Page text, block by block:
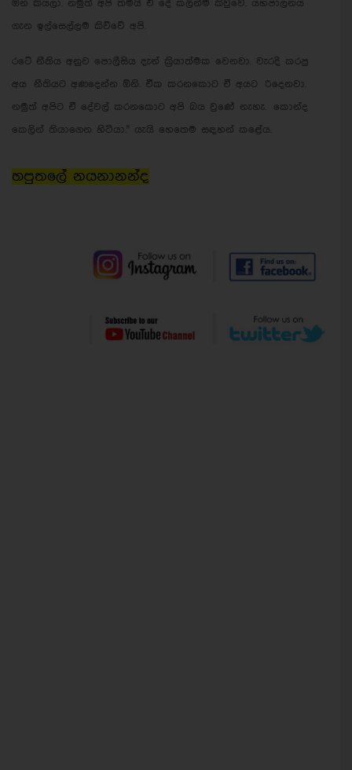
ඕන කියලා. නමුත් අපි තමයි ඒ දේ කලින්ම කිවුවේ. යහපාලනය
ගැන ඉල්සෙල්ලම කිව්වේ අපි.
රටේ නීතිය අනුව පොලීසිය දැන් ක්‍රියාත්මක වෙනවා. වැරදි කරපු
අය නීතියට අණදෙන්න ඕනි. ඒක කරනකොට ඒ අයට රිදෙනවා.
නමුත් අපිට ඒ දේවල් කරනකොට අපි බය වුණේ නැහැ. කොන්ද
කෙලින් තියාගෙන හිටියා." යැයි හෙතෙම සඳහන් කළේය.
හපුතලේ නයනානන්ද